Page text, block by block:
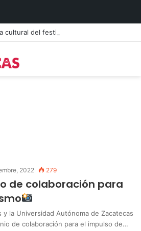
2022 279
de colaboración para
y la Universidad Autónoma de Zacatecas
de colaboración para el impulso de…